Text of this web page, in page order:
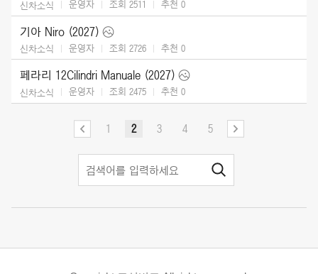
신차소식 운영자 조회 2511 추천 0
기아 Niro (2027)
신차소식 운영자 조회 2726 추천 0
페라리 12Cilindri Manuale (2027)
신차소식 운영자 조회 2475 추천 0
1 2 3 4 5